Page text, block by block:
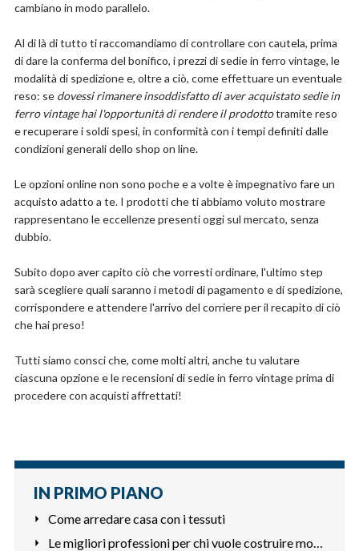
cambiano in modo parallelo.
Al di là di tutto ti raccomandiamo di controllare con cautela, prima
di dare la conferma del bonifico, i prezzi di sedie in ferro vintage, le
modalità di spedizione e, oltre a ciò, come effettuare un eventuale
reso: se dovessi rimanere insoddisfatto di aver acquistato sedie in
ferro vintage hai l'opportunità di rendere il prodottotramite reso
e recuperare i soldi spesi, in conformità con i tempi definiti dalle
condizioni generali dello shop on line.
Le opzioni online non sono poche e a volte è impegnativo fare un
acquisto adatto a te. I prodotti che ti abbiamo voluto mostrare
rappresentano le eccellenze presenti oggi sul mercato, senza
dubbio.
Subito dopo aver capito ciò che vorresti ordinare, l'ultimo step
sarà scegliere quali saranno i metodi di pagamento e di spedizione,
corrispondere e attendere l'arrivo del corriere per il recapito di ciò
che hai preso!
Tutti siamo consci che, come molti altri, anche tu valutare
ciascuna opzione e le recensioni di sedie in ferro vintage prima di
procedere con acquisti affrettati!
IN PRIMO PIANO
Come arredare casa con i tessuti
Le migliori professioni per chi vuole costruire mobili